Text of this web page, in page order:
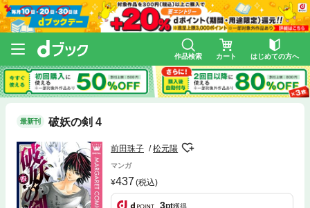
作品検索 カート はじめての方へ
最新刊 破妖の剣 4
前田珠子 松元陽
マンガ
437 (税込)
3